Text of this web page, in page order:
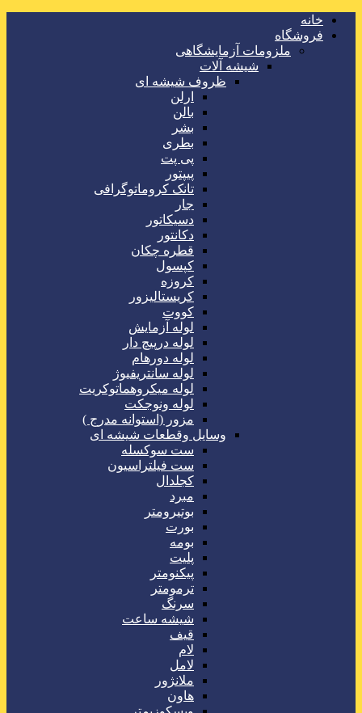
خانه
فروشگاه
ملزومات آزمایشگاهی
شیشه آلات
ظروف شیشه ای
ارلن
بالن
بشر
بطری
پی پت
پیپتور
تانک کروماتوگرافی
جار
دسیکاتور
دکانتور
قطره چکان
کپسول
کروزه
کریستالیزور
کووت
لوله آزمایش
لوله درپیچ دار
لوله دورهام
لوله سانتریفیوژ
لوله میکروهماتوکریت
لوله ونوجکت
مزور (استوانه مدرج )
وسایل وقطعات شیشه ای
ست سوکسله
ست فیلتراسیون
کجلدال
مبرد
بوتیرومتر
بورت
بومه
پلیت
پیکنومتر
ترمومتر
سرنگ
شیشه ساعت
قیف
لام
لامل
ملانژور
هاون